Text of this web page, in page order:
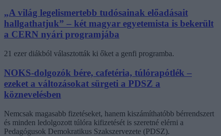
„A világ legelismertebb tudósainak előadásait
hallgathatjuk” – két magyar egyetemista is bekerült
a CERN nyári programjába
21 ezer diákból választották ki őket a genfi programba.
NOKS-dolgozók bére, cafetéria, túlórapótlék –
ezeket a változásokat sürgeti a PDSZ a
köznevelésben
Nemcsak magasabb fizetéseket, hanem kiszámíthatóbb bérrendszert
és minden ledolgozott túlóra kifizetését is szeretné elérni a
Pedagógusok Demokratikus Szakszervezete (PDSZ).